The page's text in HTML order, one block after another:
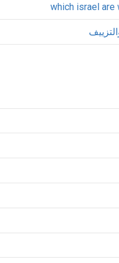
which israel